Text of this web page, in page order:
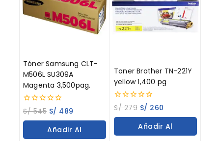
Tóner Samsung CLT-
M506L SU309A
Magenta 3,500pag.
0
out
of
S/545 S/ 489
Añadir Al
Toner Brother TN-221Y
yellow 1,400 pg
0
out
of
S/279 S/ 260
Añadir Al